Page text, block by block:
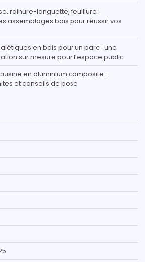
rainure-languette, feuillure :
assemblages bois pour réussir vos
en bois pour un parc : une
sur mesure pour l’espace public
en aluminium composite :
et conseils de pose